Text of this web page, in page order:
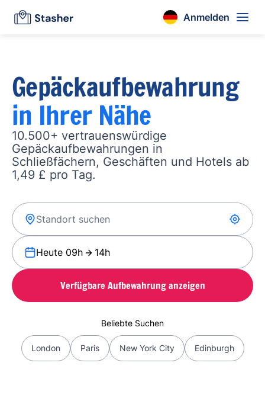
Anmelden
Gepäckaufbewahrung
in Ihrer Nähe
10.500+ vertrauenswürdige
Gepäckaufbewahrungen in
Schließfächern, Geschäften und Hotels ab
1,49 £ pro Tag.
Heute 09h 14h
Verfügbare Aufbewahrung anzeigen
Beliebte Suchen
London Paris New York City Edinburgh